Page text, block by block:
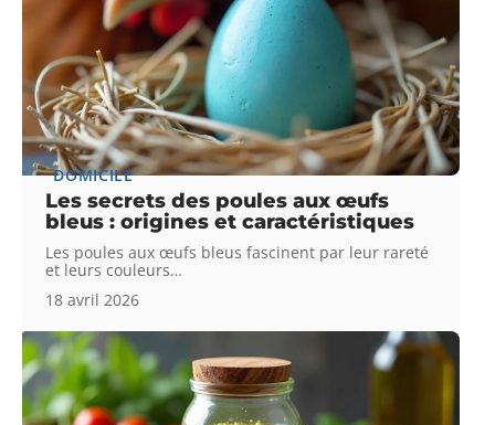
DOMICILE
Les secrets des poules aux œufs
bleus : origines et caractéristiques
Les poules aux œufs bleus fascinent par leur rareté
et leurs couleurs…
18 avril 2026